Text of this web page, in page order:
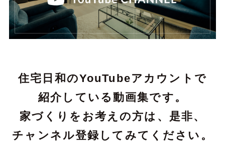
住宅日和のYouTubeアカウントで
紹介している動画集です。
家づくりをお考えの方は、是非、
チャンネル登録してみてください。